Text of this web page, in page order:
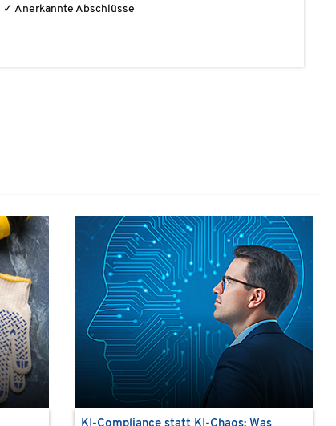
✓ Anerkannte Abschlüsse